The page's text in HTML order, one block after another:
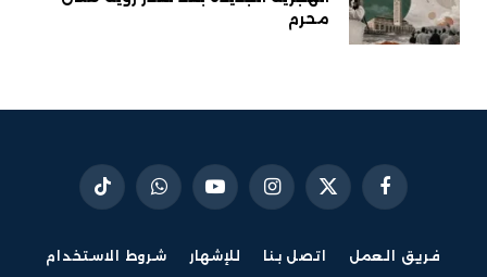
محرم
فيسبوكX
الانستغراميوتيوب واتساب تيكتوك
فريق العمل اتصل بنا للإشهار شروط الاستخدام